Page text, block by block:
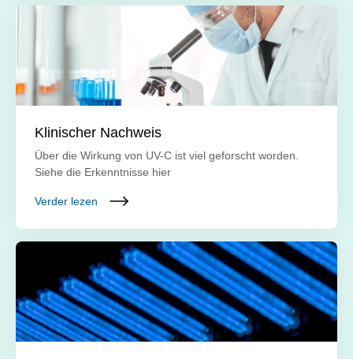
Klinischer Nachweis
Über die Wirkung von UV-C ist viel geforscht worden.
Siehe die Erkenntnisse hier
Verder lezen